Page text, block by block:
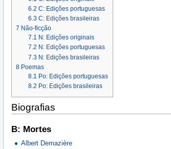
6.2 C: Edições portuguesas
6.3 C: Edições brasileiras
7 Não-ficção
7.1 N: Edições originais
7.2 N: Edições portuguesas
7.3 N: Edições brasileiras
8 Poemas
8.1 Po: Edições portuguesas
8.2 Po: Edições brasileiras
Biografias
B: Mortes
Albert Demazière